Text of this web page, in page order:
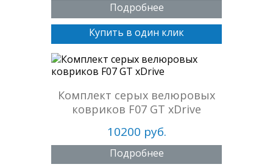
Подробнее
Купить в один клик
Комплект серых велюровых
ковриков F07 GT xDrive
10200 руб.
Подробнее